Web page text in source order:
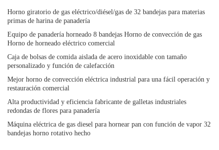
Horno giratorio de gas eléctrico/diésel/gas de 32 bandejas para materias
primas de harina de panadería
Equipo de panadería horneado 8 bandejas Horno de convección de gas
Horno de horneado eléctrico comercial
Caja de bolsas de comida aislada de acero inoxidable con tamaño
personalizado y función de calefacción
Mejor horno de convección eléctrica industrial para una fácil operación y
restauración comercial
Alta productividad y eficiencia fabricante de galletas industriales
redondas de flores para panadería
Máquina eléctrica de gas diesel para hornear pan con función de vapor 32
bandejas horno rotativo hecho